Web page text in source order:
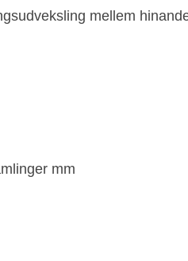
mellem
mm